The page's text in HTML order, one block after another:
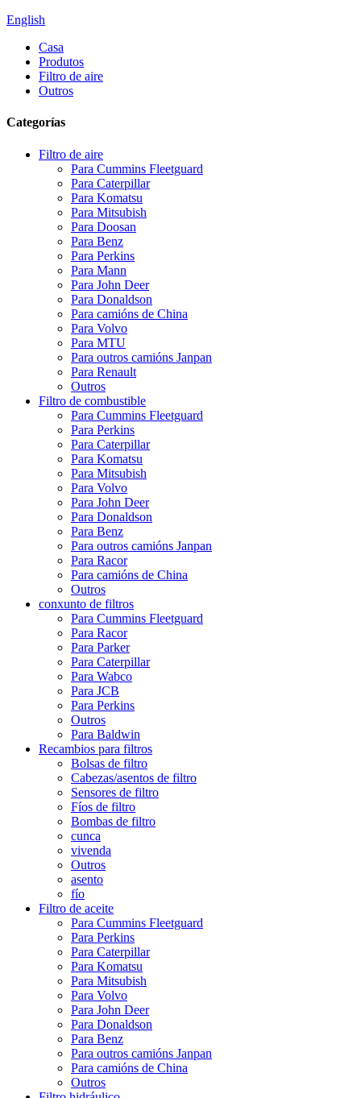
English
Casa
Produtos
Filtro de aire
Outros
Categorías
Filtro de aire
Para Cummins Fleetguard
Para Caterpillar
Para Komatsu
Para Mitsubish
Para Doosan
Para Benz
Para Perkins
Para Mann
Para John Deer
Para Donaldson
Para camións de China
Para Volvo
Para MTU
Para outros camións Janpan
Para Renault
Outros
Filtro de combustible
Para Cummins Fleetguard
Para Perkins
Para Caterpillar
Para Komatsu
Para Mitsubish
Para Volvo
Para John Deer
Para Donaldson
Para Benz
Para outros camións Janpan
Para Racor
Para camións de China
Outros
conxunto de filtros
Para Cummins Fleetguard
Para Racor
Para Parker
Para Caterpillar
Para Wabco
Para JCB
Para Perkins
Outros
Para Baldwin
Recambios para filtros
Bolsas de filtro
Cabezas/asentos de filtro
Sensores de filtro
Fíos de filtro
Bombas de filtro
cunca
vivenda
Outros
asento
fío
Filtro de aceite
Para Cummins Fleetguard
Para Perkins
Para Caterpillar
Para Komatsu
Para Mitsubish
Para Volvo
Para John Deer
Para Donaldson
Para Benz
Para outros camións Janpan
Para camións de China
Outros